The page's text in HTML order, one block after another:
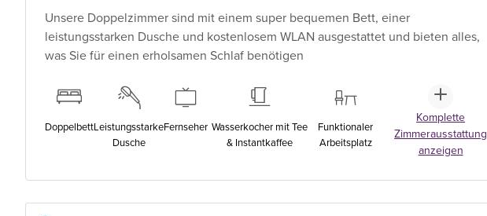
Unsere Doppelzimmer sind mit einem super bequemen Bett, einer
leistungsstarken Dusche und kostenlosem WLAN ausgestattet und bieten alles,
was Sie für einen erholsamen Schlaf benötigen
DoppelbettLeistungsstarke
Dusche
Fernseher Wasserkocher mit Tee
& Instantkaffee
Funktionaler
Arbeitsplatz
Komplette
Zimmerausstattung
anzeigen